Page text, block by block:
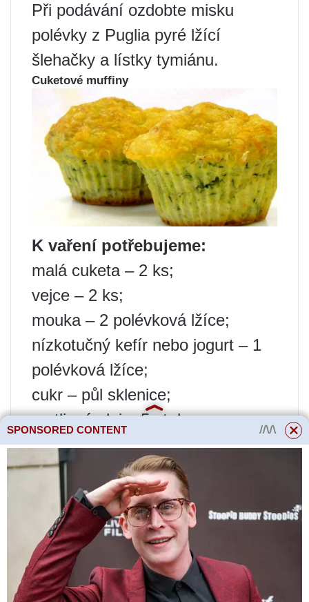
Při podávání ozdobte misku
polévky z Puglia pyré lžící
šlehačky a lístky tymiánu.
Cuketové muffiny
K vaření potřebujeme:
malá cuketa – 2 ks;
vejce – 2 ks;
mouka – 2 polévková lžíce;
nízkotučný kefír nebo jogurt – 1
polévková lžíce;
cukr – půl sklenice;
rostlinný olej – 5 st. l;
kakaový prášek – půl sklenice;
instantní káva – 1 lžička;
vlašské ořechy – 2 polévková
lžíce. l.;
prášek do pečiva – 2 lžička;
skořice – 1 lžička;
mletý hřebíček a nové koření –
SPONSORED CONTENT